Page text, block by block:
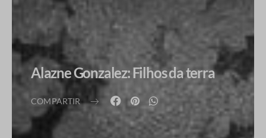
Alazne Gonzalez: Filhos da terra
COMPARTIR